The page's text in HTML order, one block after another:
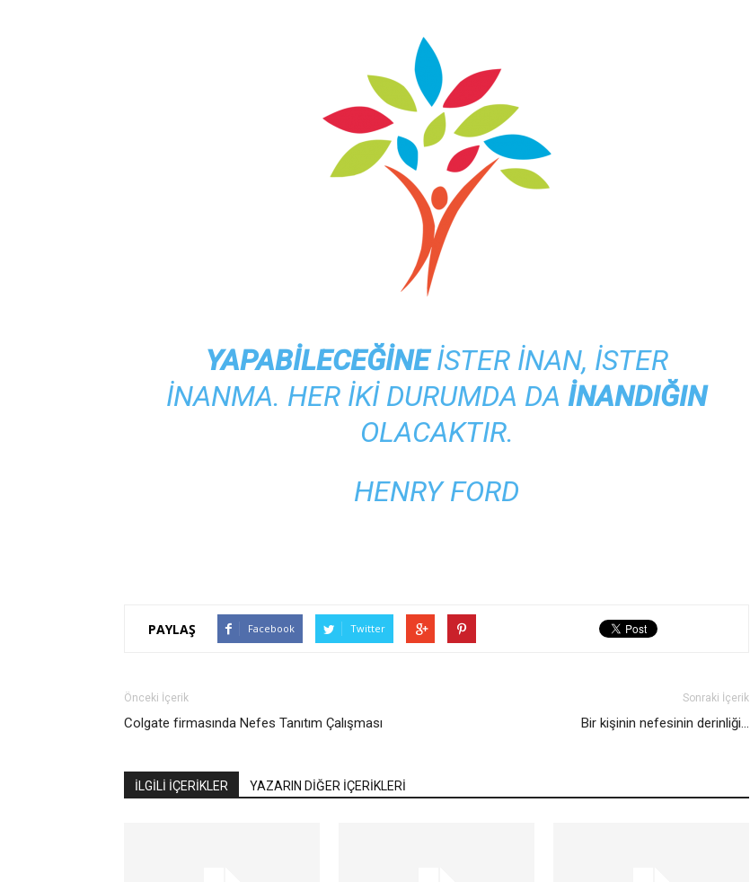
YAPABILECEĞINEISTER INAN, ISTER
INANMA. HER IKI DURUMDA DA INANDIĞIN
OLACAKTIR.
HENRY FORD
PAYLAŞ Facebook Twitter
Önceki İçerik
Colgate firmasında Nefes Tanıtım Çalışması
Sonraki İçerik
Bir kişinin nefesinin derinliği...
İLGİLİ İÇERİKLER YAZARIN DİĞER İÇERİKLERİ